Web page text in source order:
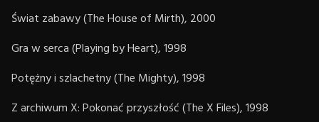
Świat zabawy (The House of Mirth), 2000
Gra w serca (Playing by Heart), 1998
Potężny i szlachetny (The Mighty), 1998
Z archiwum X: Pokonać przyszłość (The X Files), 1998